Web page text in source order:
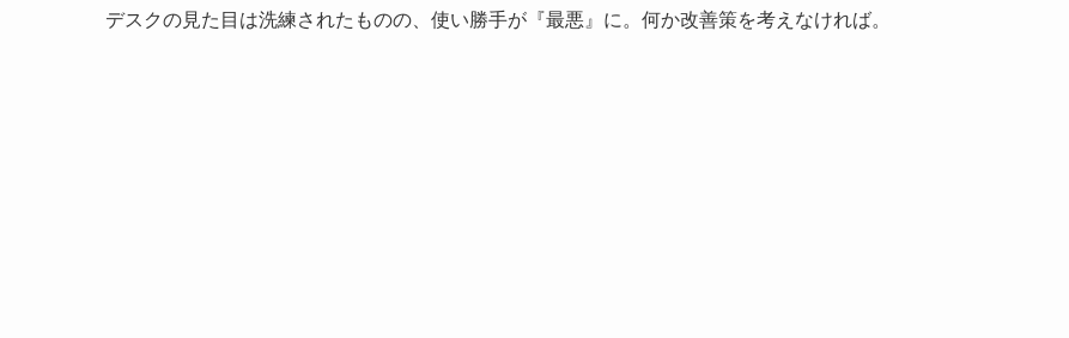
デスクの見た目は洗練されたものの、使い勝手が『最悪』に。何か改善策を考えなければ。